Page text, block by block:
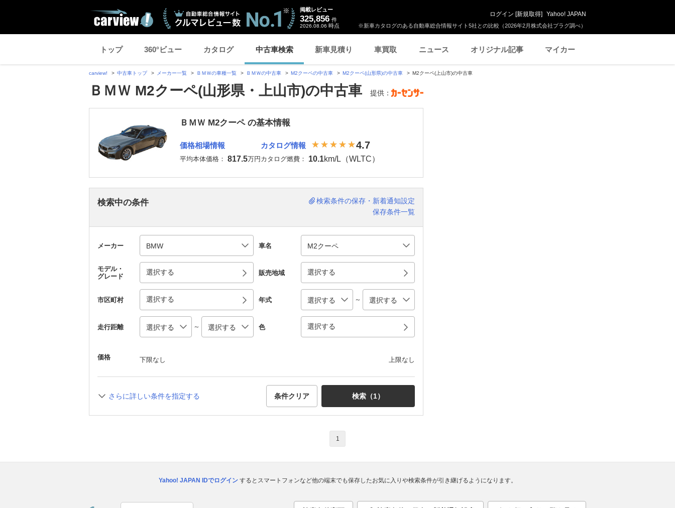
※新車カタログのある自動車総合情報サイト5社との比較（2026年2月株式会社プラグ調べ）
掲載レビュー
325,856 件
2026.08.06 時点
ログイン [新規取得] Yahoo! JAPAN
トップ 360°ビュー カタログ 中古車検索 新車見積り 車買取 ニュース オリジナル記事 マイカー
carview! 中古車トップ メーカー一覧 ＢＭＷの車種一覧 ＢＭＷの中古車 M2クーペの中古車 M2クーペ(山形県)の中古車 M2クーペ(上山市)の中古車
ＢＭＷ M2クーペ(山形県・上山市)の中古車 提供：
ＢＭＷ M2クーペ の基本情報
価格相場情報
平均本体価格： 817.5万円
カタログ情報 4.7
カタログ燃費： 10.1km/L（WLTC）
検索中の条件
検索条件の保存・新着通知設定
保存条件一覧
メーカー 車名
モデル・
グレード
選択する 販売地域 選択する
市区町村 選択する 年式 ～
走行距離 ～ 色 選択する
価格 下限なし 上限なし
さらに詳しい条件を指定する 条件クリア 検索（1）
1
Yahoo! JAPAN IDでログインするとスマートフォンなど他の端末でも保存したお気に入りや検索条件が引き継げるようになります。